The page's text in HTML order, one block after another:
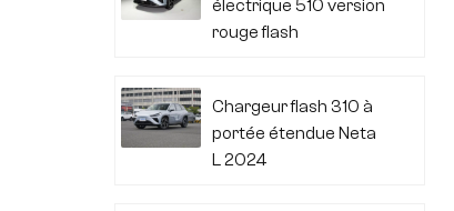
électrique 510 version
rouge flash
Chargeur flash 310 à
portée étendue Neta
L 2024